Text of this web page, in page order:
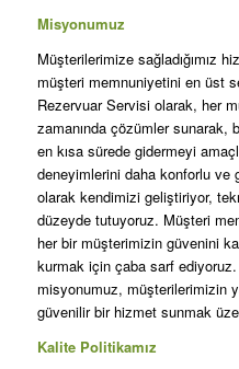
Misyonumuz
Müşterilerimize sağladığımız
müşteri memnuniyetini en üst
Rezervuar Servisi olarak, her
zamanında çözümler sunarak,
en kısa sürede gidermeyi
deneyimlerini daha konforlu
olarak kendimizi geliştiriyor,
düzeyde tutuyoruz. Müşteri
her bir müşterimizin güvenini
kurmak için çaba sarf
misyonumuz, müşterilerimizin
güvenilir bir hizmet sunmak
Kalite Politikamız